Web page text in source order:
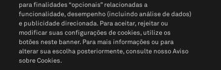
para finalidades “opcionais” relacionadas a
funcionalidade, desempenho (incluindo análise de dados)
e publicidade direcionada. Para aceitar, rejeitar ou
modificar suas configurações de cookies, utilize os
botões neste banner. Para mais informações ou para
alterar sua escolha posteriormente, consulte nosso Aviso
sobre Cookies.